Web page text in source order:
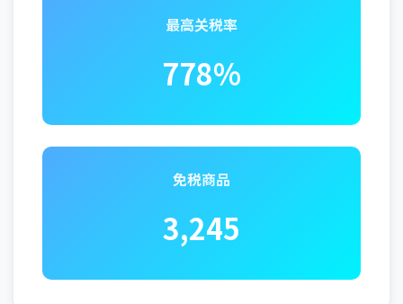
最高关税率
778%
免税商品
3,245